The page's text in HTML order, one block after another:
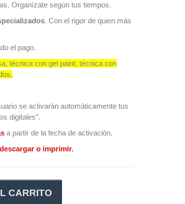
Organízate según tus tiempos.
. Con el rigor de quien más
el pago.
técnica con gel paint, técnica con
se activarán automáticamente tus
digitales”.
a partir de la fecha de activación.
o imprimir.
CARRITO